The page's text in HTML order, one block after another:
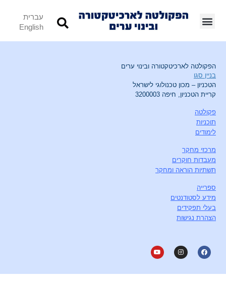
עברית
English
הפקולטה לארכיטקטורה ובינוי ערים
בניין סגו
הטכניון – מכון טכנולוגי לישראל
קריית הטכניון, חיפה 3200003
פקולטה
תוכניות
לימודים
מרכזי מחקר
מעבדות חוקרים
תשתיות הוראה ומחקר
ספרייה
מידע לסטודנטים
בעלי תפקידים
הצהרת נגישות